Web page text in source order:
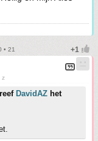
• 21
z
DavidAZ het